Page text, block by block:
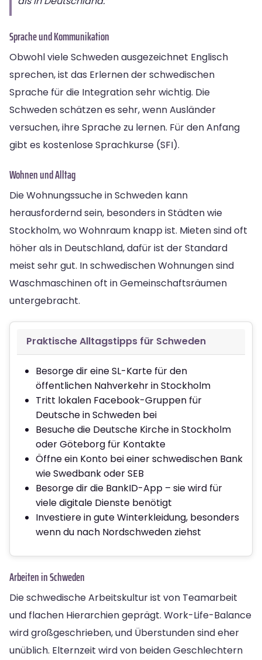
Sprache und Kommunikation
Obwohl viele Schweden ausgezeichnet Englisch
sprechen, ist das Erlernen der schwedischen
Sprache für die Integration sehr wichtig. Die
Schweden schätzen es sehr, wenn Ausländer
versuchen, ihre Sprache zu lernen. Für den Anfang
gibt es kostenlose Sprachkurse (SFI).
Wohnen und Alltag
Die Wohnungssuche in Schweden kann
herausfordernd sein, besonders in Städten wie
Stockholm, wo Wohnraum knapp ist. Mieten sind oft
höher als in Deutschland, dafür ist der Standard
meist sehr gut. In schwedischen Wohnungen sind
Waschmaschinen oft in Gemeinschaftsräumen
untergebracht.
Praktische Alltagstipps für Schweden
Besorge dir eine SL-Karte für den
öffentlichen Nahverkehr in Stockholm
Tritt lokalen Facebook-Gruppen für
Deutsche in Schweden bei
Besuche die Deutsche Kirche in Stockholm
oder Göteborg für Kontakte
Öffne ein Konto bei einer schwedischen Bank
wie Swedbank oder SEB
Besorge dir die BankID-App – sie wird für
viele digitale Dienste benötigt
Investiere in gute Winterkleidung, besonders
wenn du nach Nordschweden ziehst
Arbeiten in Schweden
Die schwedische Arbeitskultur ist von Teamarbeit
und flachen Hierarchien geprägt. Work-Life-Balance
wird großgeschrieben, und Überstunden sind eher
unüblich. Elternzeit wird von beiden Geschlechtern